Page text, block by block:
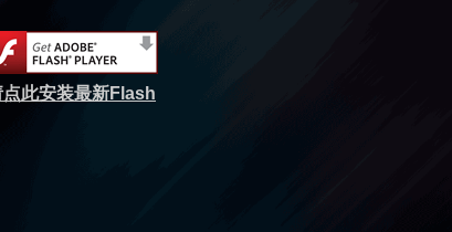
点此安装最新Flash